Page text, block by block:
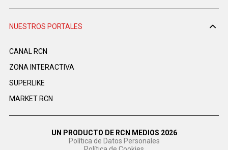
NUESTROS PORTALES
CANAL RCN
ZONA INTERACTIVA
SUPERLIKE
MARKET RCN
UN PRODUCTO DE RCN MEDIOS 2026
Política de Datos Personales